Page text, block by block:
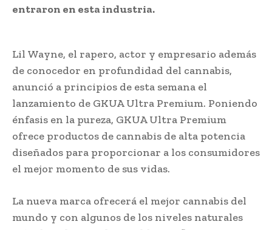
entraron en esta industria.
Lil Wayne, el rapero, actor y empresario además
de conocedor en profundidad del cannabis,
anunció a principios de esta semana el
lanzamiento de GKUA Ultra Premium. Poniendo
énfasis en la pureza, GKUA Ultra Premium
ofrece productos de cannabis de alta potencia
diseñados para proporcionar a los consumidores
el mejor momento de sus vidas.
La nueva marca ofrecerá el mejor cannabis del
mundo y con algunos de los niveles naturales